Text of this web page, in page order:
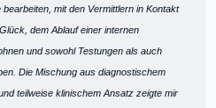
mit den Vermittlern in Kontakt
dem Ablauf einer internen
und sowohl Testungen als auch
Die Mischung aus diagnostischem
teilweise klinischem Ansatz zeigte mir